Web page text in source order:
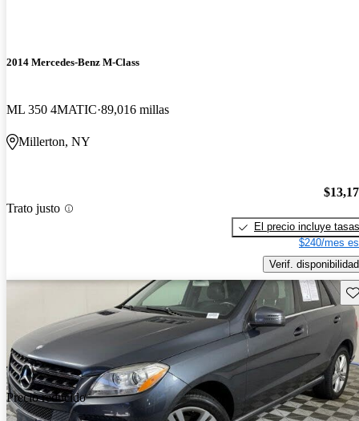
2014 Mercedes-Benz M-Class
ML 350 4MATIC 89,016 millas
Millerton, NY
Trato justo
El precio incluye tasas
$240/mes
Verif. disponibilidad
Precio reducido